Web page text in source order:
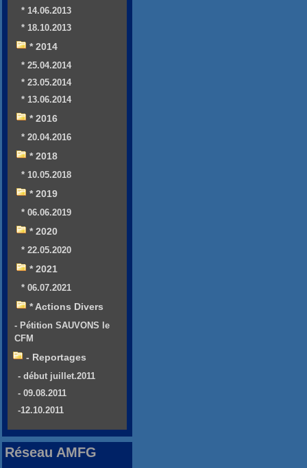
* 14.06.2013
* 18.10.2013
* 2014
* 25.04.2014
* 23.05.2014
* 13.06.2014
* 2016
* 20.04.2016
* 2018
* 10.05.2018
* 2019
* 06.06.2019
* 2020
* 22.05.2020
* 2021
* 06.07.2021
* Actions Divers
- Pétition SAUVONS le
CFM
- Reportages
- début juillet.2011
- 09.08.2011
-12.10.2011
Réseau AMFG